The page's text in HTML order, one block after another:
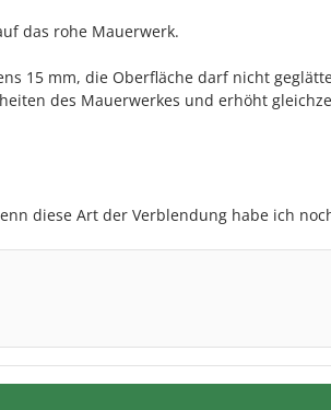
das rohe Mauerwerk.
15 mm, die Oberfläche darf nicht
des Mauerwerkes und erhöht
diese Art der Verblendung habe ich